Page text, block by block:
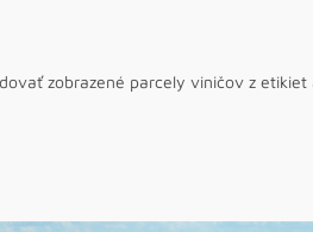
zobrazené parcely viničov z etikiet